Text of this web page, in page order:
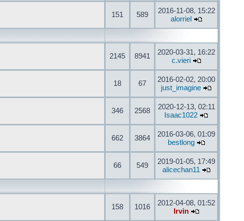
151 589
2016-11-08, 15:22
alorriel
2145 8941
2020-03-31, 16:22
c.vieri
18 67
2016-02-02, 20:00
just_imagine
346 2568
2020-12-13, 02:11
Isaac1022
662 3864
2016-03-06, 01:09
bestlong
66 549
2019-01-05, 17:49
alicechan11
158 1016
2012-04-08, 01:52
Irvin